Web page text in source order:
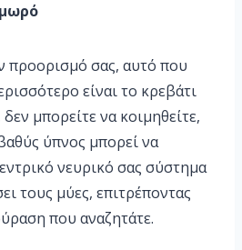
προορισμό σας, αυτό που
είναι το κρεβάτι
μπορείτε να κοιμηθείτε,
ύπνος μπορεί να
νευρικό σας σύστημα
τους μύες, επιτρέποντας
που αναζητάτε.